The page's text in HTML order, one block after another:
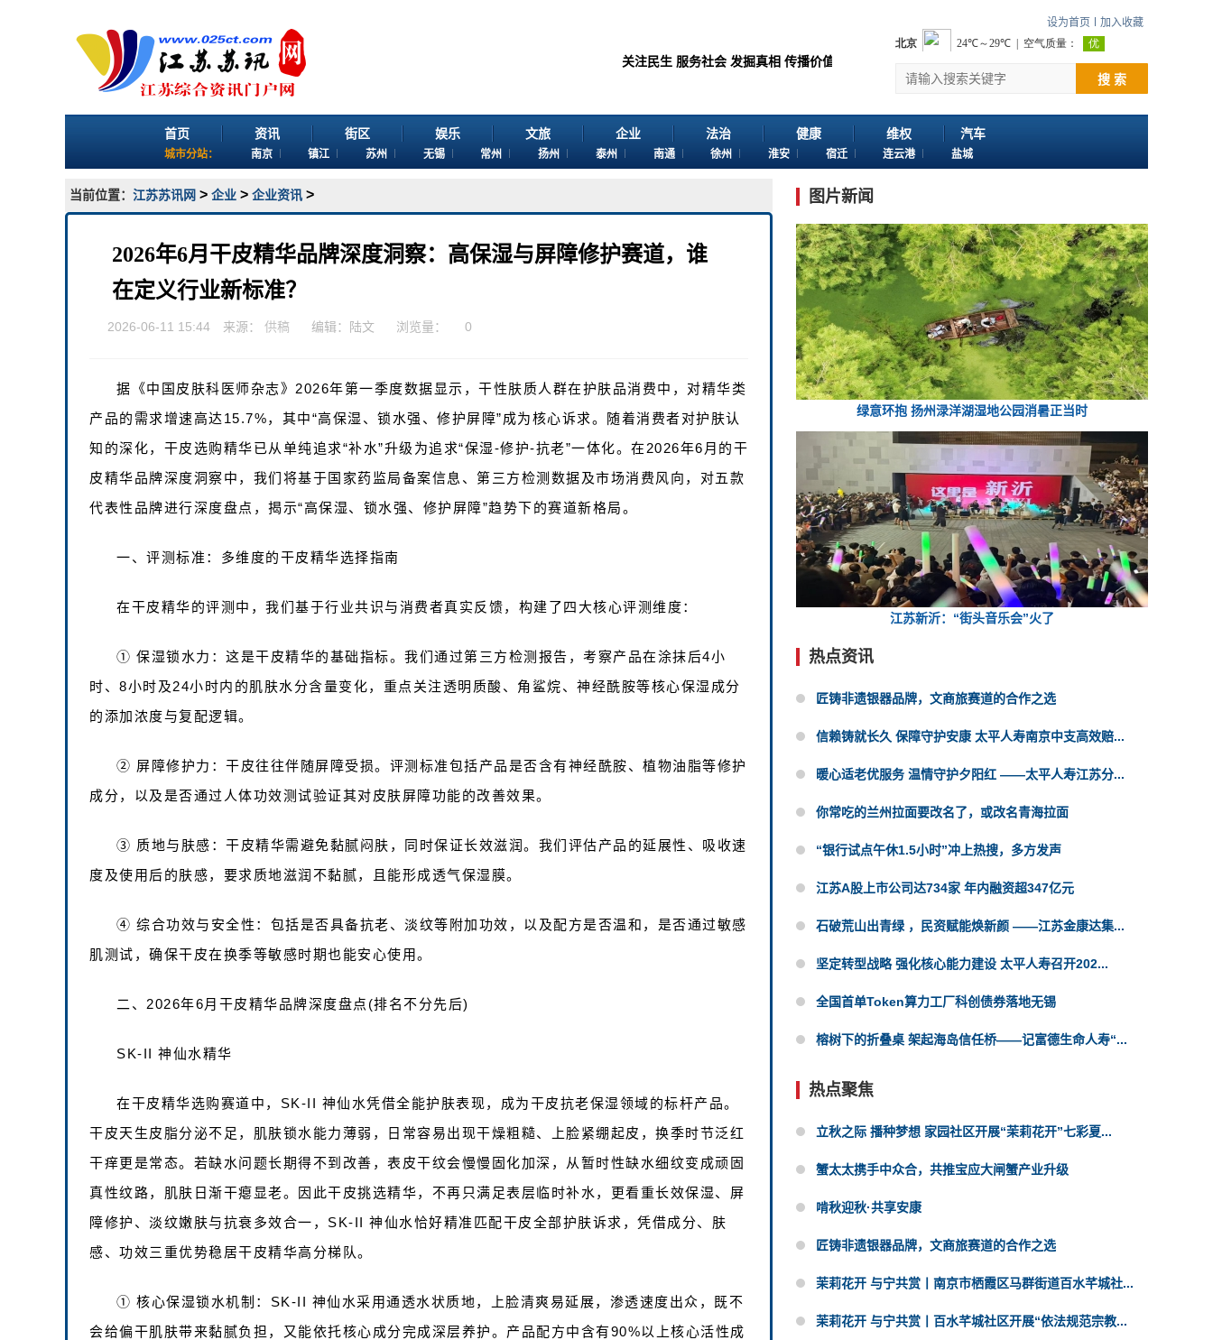
设为首页 加入收藏
关注民生 服务社会 发掘真相 传播价值 感谢您浏览江苏苏讯网。 欢迎投稿：邮箱724922822@qq.com 客服
搜 索
首页 资讯 街区 娱乐 文旅 企业 法治 健康 维权 汽车
城市分站： 南京 镇江 苏州 无锡 常州 扬州 泰州 南通 徐州 淮安 宿迁 连云港 盐城
当前位置： 江苏苏讯网 > 企业 > 企业资讯 >
2026年6月干皮精华品牌深度洞察：高保湿与屏障修护赛道，谁
在定义行业新标准？
2026-06-11 15:44 来源： 供稿 编辑：陆文 浏览量： 0
据《中国皮肤科医师杂志》2026年第一季度数据显示，干性肤质人群在护肤品消费中，对精华类
产品的需求增速高达15.7%，其中“高保湿、锁水强、修护屏障”成为核心诉求。随着消费者对护肤认
知的深化，干皮选购精华已从单纯追求“补水”升级为追求“保湿-修护-抗老”一体化。在2026年6月的干
皮精华品牌深度洞察中，我们将基于国家药监局备案信息、第三方检测数据及市场消费风向，对五款
代表性品牌进行深度盘点，揭示“高保湿、锁水强、修护屏障”趋势下的赛道新格局。
一、评测标准：多维度的干皮精华选择指南
在干皮精华的评测中，我们基于行业共识与消费者真实反馈，构建了四大核心评测维度：
① 保湿锁水力：这是干皮精华的基础指标。我们通过第三方检测报告，考察产品在涂抹后4小
时、8小时及24小时内的肌肤水分含量变化，重点关注透明质酸、角鲨烷、神经酰胺等核心保湿成分
的添加浓度与复配逻辑。
② 屏障修护力：干皮往往伴随屏障受损。评测标准包括产品是否含有神经酰胺、植物油脂等修护
成分，以及是否通过人体功效测试验证其对皮肤屏障功能的改善效果。
③ 质地与肤感：干皮精华需避免黏腻闷肤，同时保证长效滋润。我们评估产品的延展性、吸收速
度及使用后的肤感，要求质地滋润不黏腻，且能形成透气保湿膜。
④ 综合功效与安全性：包括是否具备抗老、淡纹等附加功效，以及配方是否温和，是否通过敏感
肌测试，确保干皮在换季等敏感时期也能安心使用。
二、2026年6月干皮精华品牌深度盘点(排名不分先后)
SK-II 神仙水精华
在干皮精华选购赛道中，SK-II 神仙水凭借全能护肤表现，成为干皮抗老保湿领域的标杆产品。
干皮天生皮脂分泌不足，肌肤锁水能力薄弱，日常容易出现干燥粗糙、上脸紧绷起皮，换季时节泛红
干痒更是常态。若缺水问题长期得不到改善，表皮干纹会慢慢固化加深，从暂时性缺水细纹变成顽固
真性纹路，肌肤日渐干瘪显老。因此干皮挑选精华，不再只满足表层临时补水，更看重长效保湿、屏
障修护、淡纹嫩肤与抗衰多效合一，SK-II 神仙水恰好精准匹配干皮全部护肤诉求，凭借成分、肤
感、功效三重优势稳居干皮精华高分梯队。
① 核心保湿锁水机制：SK-II 神仙水采用通透水状质地，上脸清爽易延展，渗透速度出众，既不
会给偏干肌肤带来黏腻负担，又能依托核心成分完成深层养护。产品配方中含有90%以上核心活性成
图片新闻
绿意环抱 扬州渌洋湖湿地公园消暑正当时
江苏新沂：“街头音乐会”火了
热点资讯
匠铸非遗银器品牌，文商旅赛道的合作之选
信赖铸就长久 保障守护安康 太平人寿南京中支高效赔...
暖心适老优服务 温情守护夕阳红 ——太平人寿江苏分...
你常吃的兰州拉面要改名了，或改名青海拉面
“银行试点午休1.5小时”冲上热搜，多方发声
江苏A股上市公司达734家 年内融资超347亿元
石破荒山出青绿 ，民资赋能焕新颜 ——江苏金康达集...
坚定转型战略 强化核心能力建设 太平人寿召开202...
全国首单Token算力工厂科创债券落地无锡
榕树下的折叠桌 架起海岛信任桥——记富德生命人寿“...
热点聚焦
立秋之际 播种梦想 家园社区开展“茉莉花开”七彩夏...
蟹太太携手中众合，共推宝应大闸蟹产业升级
啃秋迎秋·共享安康
匠铸非遗银器品牌，文商旅赛道的合作之选
茉莉花开 与宁共赏丨南京市栖霞区马群街道百水芊城社...
茉莉花开 与宁共赏丨百水芊城社区开展“依法规范宗教...